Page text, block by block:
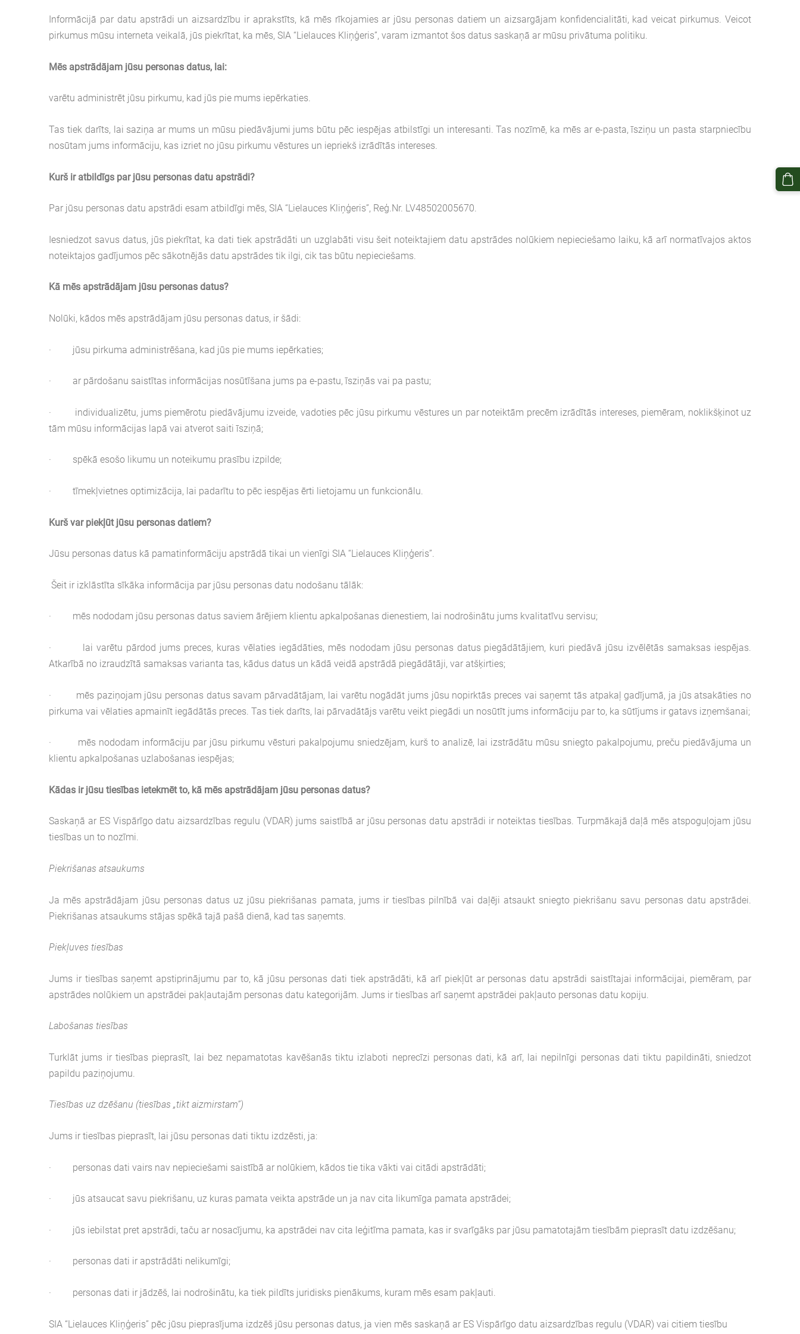
Informācijā par datu apstrādi un aizsardzību ir aprakstīts, kā mēs rīkojamies ar jūsu personas datiem un aizsargājam konfidencialitāti, kad veicat pirkumus. Veicot
pirkumus mūsu interneta veikalā, jūs piekrītat, ka mēs, SIA “Lielauces Kliņģeris”, varam izmantot šos datus saskaņā ar mūsu privātuma politiku.
Mēs apstrādājam jūsu personas datus, lai:
varētu administrēt jūsu pirkumu, kad jūs pie mums iepērkaties.
Tas tiek darīts, lai saziņa ar mums un mūsu piedāvājumi jums būtu pēc iespējas atbilstīgi un interesanti. Tas nozīmē, ka mēs ar e-pasta, īsziņu un pasta starpniecību
nosūtam jums informāciju, kas izriet no jūsu pirkumu vēstures un iepriekš izrādītās intereses.
Kurš ir atbildīgs par jūsu personas datu apstrādi?
Par jūsu personas datu apstrādi esam atbildīgi mēs, SIA “Lielauces Kliņģeris”, Reģ.Nr. LV48502005670.
Iesniedzot savus datus, jūs piekrītat, ka dati tiek apstrādāti un uzglabāti visu šeit noteiktajiem datu apstrādes nolūkiem nepieciešamo laiku, kā arī normatīvajos aktos
noteiktajos gadījumos pēc sākotnējās datu apstrādes tik ilgi, cik tas būtu nepieciešams.
Kā mēs apstrādājam jūsu personas datus?
Nolūki, kādos mēs apstrādājam jūsu personas datus, ir šādi:
· jūsu pirkuma administrēšana, kad jūs pie mums iepērkaties;
· ar pārdošanu saistītas informācijas nosūtīšana jums pa e-pastu, īsziņās vai pa pastu;
· individualizētu, jums piemērotu piedāvājumu izveide, vadoties pēc jūsu pirkumu vēstures un par noteiktām precēm izrādītās intereses, piemēram, noklikšķinot uz
tām mūsu informācijas lapā vai atverot saiti īsziņā;
· spēkā esošo likumu un noteikumu prasību izpilde;
· tīmekļvietnes optimizācija, lai padarītu to pēc iespējas ērti lietojamu un funkcionālu.
Kurš var piekļūt jūsu personas datiem?
Jūsu personas datus kā pamatinformāciju apstrādā tikai un vienīgi SIA “Lielauces Kliņģeris”.
Šeit ir izklāstīta sīkāka informācija par jūsu personas datu nodošanu tālāk:
· mēs nododam jūsu personas datus saviem ārējiem klientu apkalpošanas dienestiem, lai nodrošinātu jums kvalitatīvu servisu;
· lai varētu pārdod jums preces, kuras vēlaties iegādāties, mēs nododam jūsu personas datus piegādātājiem, kuri piedāvā jūsu izvēlētās samaksas iespējas.
Atkarībā no izraudzītā samaksas varianta tas, kādus datus un kādā veidā apstrādā piegādātāji, var atšķirties;
· mēs paziņojam jūsu personas datus savam pārvadātājam, lai varētu nogādāt jums jūsu nopirktās preces vai saņemt tās atpakaļ gadījumā, ja jūs atsakāties no
pirkuma vai vēlaties apmainīt iegādātās preces. Tas tiek darīts, lai pārvadātājs varētu veikt piegādi un nosūtīt jums informāciju par to, ka sūtījums ir gatavs izņemšanai;
· mēs nododam informāciju par jūsu pirkumu vēsturi pakalpojumu sniedzējam, kurš to analizē, lai izstrādātu mūsu sniegto pakalpojumu, preču piedāvājuma un
klientu apkalpošanas uzlabošanas iespējas;
Kādas ir jūsu tiesības ietekmēt to, kā mēs apstrādājam jūsu personas datus?
Saskaņā ar ES Vispārīgo datu aizsardzības regulu (VDAR) jums saistībā ar jūsu personas datu apstrādi ir noteiktas tiesības. Turpmākajā daļā mēs atspoguļojam jūsu
tiesības un to nozīmi.
Piekrišanas atsaukums
Ja mēs apstrādājam jūsu personas datus uz jūsu piekrišanas pamata, jums ir tiesības pilnībā vai daļēji atsaukt sniegto piekrišanu savu personas datu apstrādei.
Piekrišanas atsaukums stājas spēkā tajā pašā dienā, kad tas saņemts.
Piekļuves tiesības
Jums ir tiesības saņemt apstiprinājumu par to, kā jūsu personas dati tiek apstrādāti, kā arī piekļūt ar personas datu apstrādi saistītajai informācijai, piemēram, par
apstrādes nolūkiem un apstrādei pakļautajām personas datu kategorijām. Jums ir tiesības arī saņemt apstrādei pakļauto personas datu kopiju.
Labošanas tiesības
Turklāt jums ir tiesības pieprasīt, lai bez nepamatotas kavēšanās tiktu izlaboti neprecīzi personas dati, kā arī, lai nepilnīgi personas dati tiktu papildināti, sniedzot
papildu paziņojumu.
Tiesības uz dzēšanu (tiesības „tikt aizmirstam”)
Jums ir tiesības pieprasīt, lai jūsu personas dati tiktu izdzēsti, ja:
· personas dati vairs nav nepieciešami saistībā ar nolūkiem, kādos tie tika vākti vai citādi apstrādāti;
· jūs atsaucat savu piekrišanu, uz kuras pamata veikta apstrāde un ja nav cita likumīga pamata apstrādei;
· jūs iebilstat pret apstrādi, taču ar nosacījumu, ka apstrādei nav cita leģitīma pamata, kas ir svarīgāks par jūsu pamatotajām tiesībām pieprasīt datu izdzēšanu;
· personas dati ir apstrādāti nelikumīgi;
· personas dati ir jādzēš, lai nodrošinātu, ka tiek pildīts juridisks pienākums, kuram mēs esam pakļauti.
SIA “Lielauces Kliņģeris” pēc jūsu pieprasījuma izdzēš jūsu personas datus, ja vien mēs saskaņā ar ES Vispārīgo datu aizsardzības regulu (VDAR) vai citiem tiesību